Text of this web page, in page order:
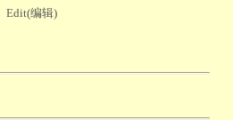
Edit(编辑)